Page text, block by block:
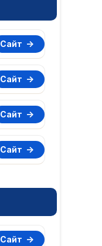
Сайт
Сайт
Сайт
Сайт
Сайт